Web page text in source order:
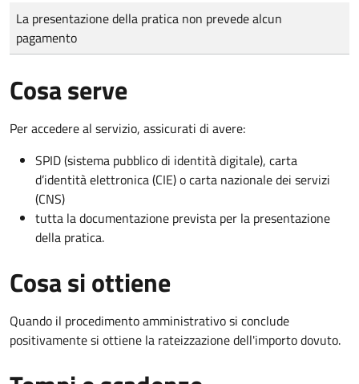
Tipo di pagamento
Importo
La presentazione della pratica non prevede alcun
pagamento
Cosa serve
Per accedere al servizio, assicurati di avere:
SPID (sistema pubblico di identità digitale), carta
d’identità elettronica (CIE) o carta nazionale dei servizi
(CNS)
tutta la documentazione prevista per la presentazione
della pratica.
Cosa si ottiene
Quando il procedimento amministrativo si conclude
positivamente si ottiene la rateizzazione dell'importo dovuto.